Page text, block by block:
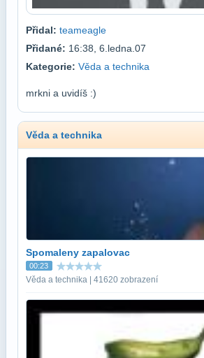
Přidal: teameagle
Přidané: 16:38, 6.ledna.07
Kategorie: Věda a technika
mrkni a uvidíš :)
Věda a technika
Spomaleny zapalovac
00:23
Věda a technika | 41620 zobrazení